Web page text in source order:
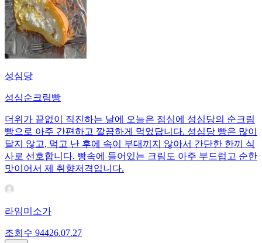
성심당
성심순크림빵
더위가 끝없이 직진하는 날에 오늘은 점심에 성심당의 순크림
빵으로 아주 간편하고 깔끔하게 먹었답니다. 성심당 빵은 많이
달지 않고, 먹고 난 후에 속이 부대끼지 않아서 간단한 한끼 식
사로 선호합니다. 빵속에 들어있는 크림도 아주 부드럽고 순한
맛이어서 제 취향저격입니다.
라임미소가
조회수 94426.07.27